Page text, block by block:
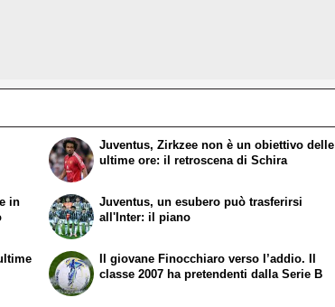
in
Juventus, Zirkzee non è un obiettivo delle
ultime ore: il retroscena di Schira
Juventus, un esubero può trasferirsi
all'Inter: il piano
Il giovane Finocchiaro verso l’addio. Il
classe 2007 ha pretendenti dalla Serie B